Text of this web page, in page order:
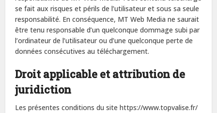
se fait aux risques et périls de l’utilisateur et sous sa seule
responsabilité. En conséquence, MT Web Media ne saurait
être tenu responsable d’un quelconque dommage subi par
l’ordinateur de l’utilisateur ou d’une quelconque perte de
données consécutives au téléchargement.
Droit applicable et attribution de
juridiction
Les présentes conditions du site https://www.topvalise.fr/